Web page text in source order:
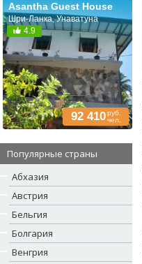
Asantha Guest House
Шри-Ланка, Унаватуна
4.9
92 410руб.
чел.
Популярные страны
Абхазия
Австрия
Бельгия
Болгария
Венгрия